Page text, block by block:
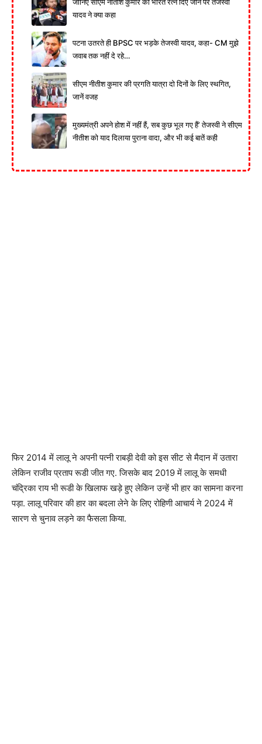
यादव ने क्या कहा
पटना उतरते ही BPSC पर भड़के तेजस्वी यादव, कहा- CM मुझे
जवाब तक नहीं दे रहे…
सीएम नीतीश कुमार की प्रगति यात्रा दो दिनों के लिए स्थगित,
जानें वजह
मुख्यमंत्री अपने होश में नहीं हैं, सब कुछ भूल गए हैं’ तेजस्वी ने सीएम
नीतीश को याद दिलाया पुराना वादा, और भी कई बातें कही
फिर 2014 में लालू ने अपनी पत्नी राबड़ी देवी को इस सीट से मैदान में उतारा
लेकिन राजीव प्रताप रूडी जीत गए. जिसके बाद 2019 में लालू के समधी
चंद्रिका राय भी रूडी के खिलाफ खड़े हुए लेकिन उन्हें भी हार का सामना करना
पड़ा. लालू परिवार की हार का बदला लेने के लिए रोहिणी आचार्य ने 2024 में
सारण से चुनाव लड़ने का फैसला किया.